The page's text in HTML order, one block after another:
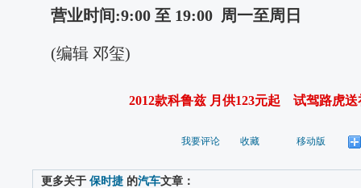
营业时间:9:00 至 19:00 周一至周日
(编辑 邓玺)
2012款科鲁兹 月供123元起 试驾路虎送
我要评论 收藏 移动版
更多关于 保时捷 的汽车文章：